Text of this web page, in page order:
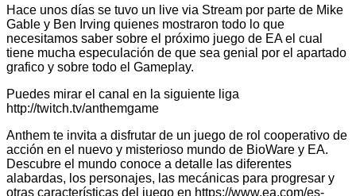
Hace unos días se tuvo un live via Stream por parte de Mike
Gable y Ben Irving quienes mostraron todo lo que
necesitamos saber sobre el próximo juego de EA el cual
tiene mucha especulación de que sea genial por el apartado
grafico y sobre todo el Gameplay.
Puedes mirar el canal en la siguiente liga
http://twitch.tv/anthemgame
Anthem te invita a disfrutar de un juego de rol cooperativo de
acción en el nuevo y misterioso mundo de BioWare y EA.
Descubre el mundo conoce a detalle las diferentes
alabardas, los personajes, las mecánicas para progresar y
otras características del juego en https://www.ea.com/es-